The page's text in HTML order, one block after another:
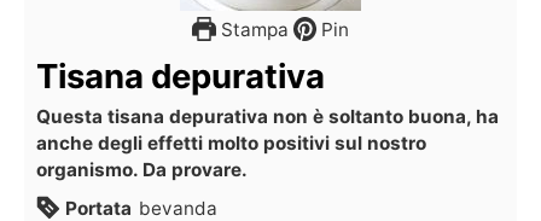
Stampa Pin
Tisana depurativa
Questa tisana depurativa non è soltanto buona, ha
anche degli effetti molto positivi sul nostro
organismo. Da provare.
Portata bevanda